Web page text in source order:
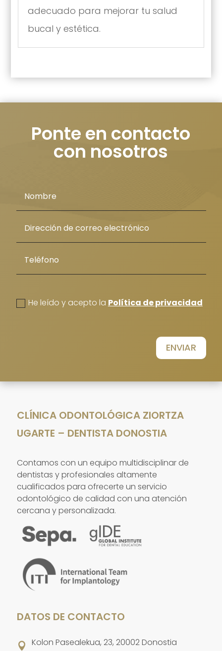
adecuado para mejorar tu salud
bucal y estética.
Ponte en contacto
con nosotros
He leído y acepto la Política de privacidad
ENVIAR
CLÍNICA ODONTOLÓGICA ZIORTZA
UGARTE – DENTISTA DONOSTIA
Contamos con un equipo multidisciplinar de
dentistas y profesionales altamente
cualificados para ofrecerte un servicio
odontológico de calidad con una atención
cercana y personalizada.
DATOS DE CONTACTO
 Kolon Pasealekua, 23, 20002 Donostia